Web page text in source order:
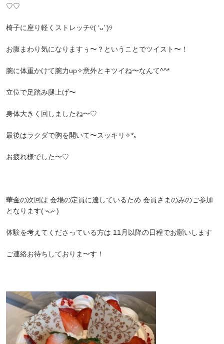
♡♡
椅子に座り軽くストレッチ୧( ‘ᴗ’ )୨
お腹まわり気になりますぅ〜？ということでツイスト〜！
腕に体重かけて腕力up✧︎意外とキツイね〜なんて^^*
立位で足踏み腿上げ〜
身体大きく回しましたね〜♡
最後はラクダで胸を開いて〜スッキリ✧*｡
お疲れ様でした〜♡
華金の次回は 会場の定員に達しているため 会員さまのみのご参加
となります( ᵕᴗᵕ )
体験を考えてくださっている方は 11月以降の日程でお願いします
ご連絡お待ちしておりま〜す！